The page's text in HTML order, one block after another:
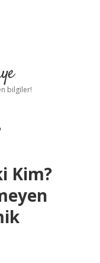
bilgiler!
Kim?